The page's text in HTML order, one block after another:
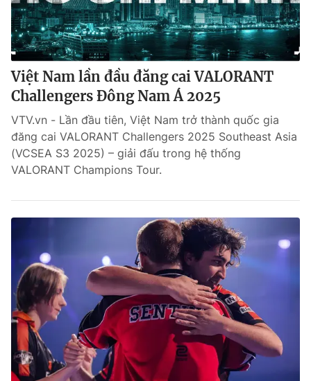
Việt Nam lần đầu đăng cai VALORANT
Challengers Đông Nam Á 2025
VTV.vn - Lần đầu tiên, Việt Nam trở thành quốc gia
đăng cai VALORANT Challengers 2025 Southeast Asia
(VCSEA S3 2025) – giải đấu trong hệ thống
VALORANT Champions Tour.